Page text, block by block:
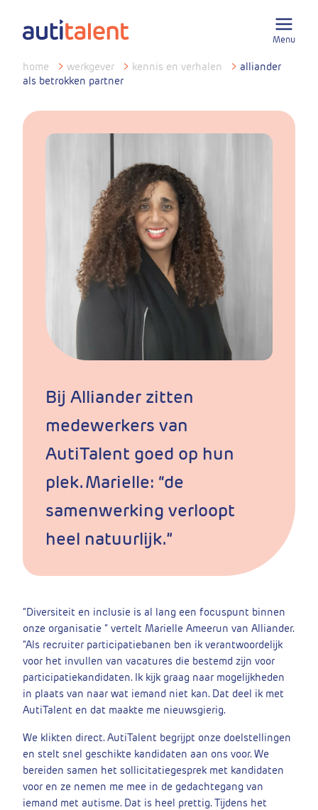
Menu
home > werkgever > kennis en verhalen > alliander
als betrokken partner
Bij Alliander zitten
medewerkers van
AutiTalent goed op hun
plek. Marielle: “de
samenwerking verloopt
heel natuurlijk.”
“Diversiteit en inclusie is al lang een focuspunt binnen
onze organisatie ” vertelt Marielle Ameerun van Alliander.
“Als recruiter participatiebanen ben ik verantwoordelijk
voor het invullen van vacatures die bestemd zijn voor
participatiekandidaten. Ik kijk graag naar mogelijkheden
in plaats van naar wat iemand niet kan. Dat deel ik met
AutiTalent en dat maakte me nieuwsgierig.
We klikten direct. AutiTalent begrijpt onze doelstellingen
en stelt snel geschikte kandidaten aan ons voor. We
bereiden samen het sollicitatiegesprek met kandidaten
voor en ze nemen me mee in de gedachtegang van
iemand met autisme. Dat is heel prettig. Tijdens het